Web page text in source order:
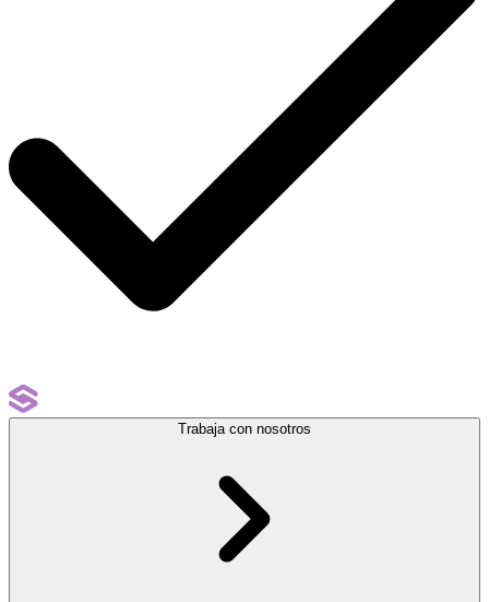
Trabaja con nosotros